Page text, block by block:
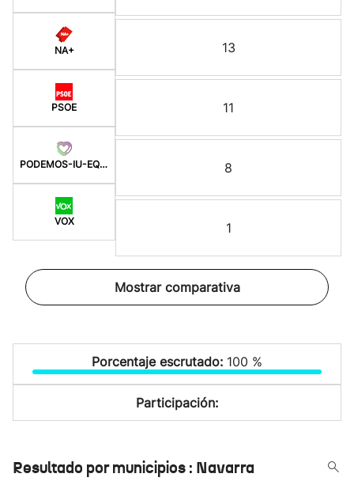
NA+
PSOE
PODEMOS-IU-EQUO-BATZ
VOX
13
11
8
1
Mostrar comparativa
Porcentaje escrutado: 100 %
Participación:
Resultado por municipios : Navarra